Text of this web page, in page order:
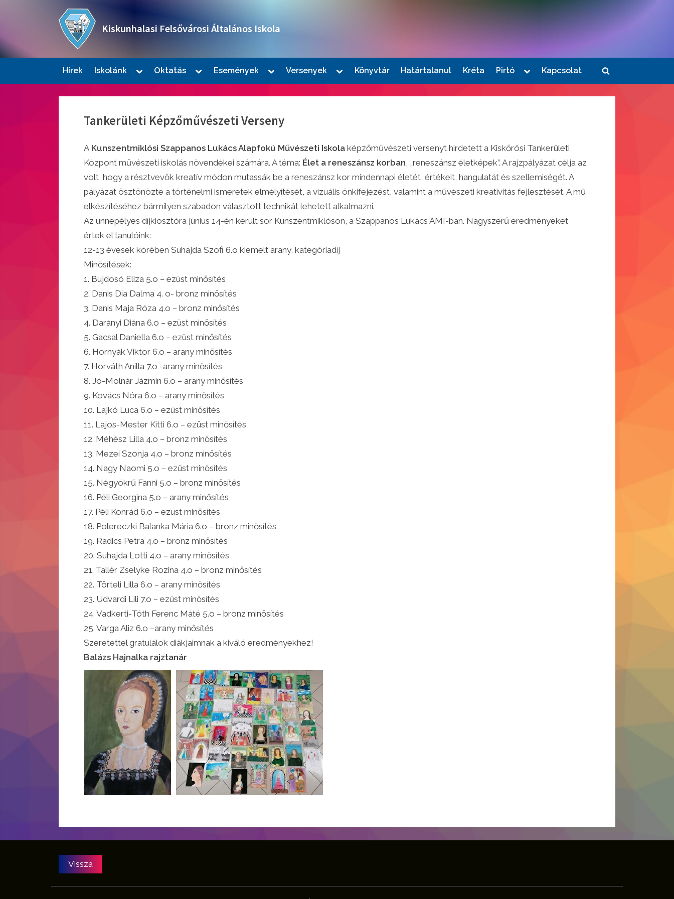
Kiskunhalasi Felsővárosi Általános Iskola
Hírek Iskolánk
Toggle
menu
Toggle
menu
Toggle
sub-
menu
Oktatás
Toggle
menu
Események
Toggle
menu
Versenyek
Toggle
menu
Könyvtár Határtalanul Kréta Pirtó
Toggle
menu
Kapcsolat
Toggle
Tankerületi Képzőművészeti Verseny
A Kunszentmiklósi Szappanos Lukács Alapfokú Művészeti Iskola képzőművészeti versenyt hirdetett a Kiskőrösi Tankerületi
Központ művészeti iskolás növendékei számára. A téma: Élet a reneszánsz korban, „reneszánsz életképek”. A rajzpályázat célja az
volt, hogy a résztvevők kreatív módon mutassák be a reneszánsz kor mindennapi életét, értékeit, hangulatát és szellemiségét. A
pályázat ösztönözte a történelmi ismeretek elmélyítését, a vizuális önkifejezést, valamint a művészeti kreativitás fejlesztését. A mű
elkészítéséhez bármilyen szabadon választott technikát lehetett alkalmazni.
Az ünnepélyes díjkiosztóra június 14-én került sor Kunszentmiklóson, a Szappanos Lukács AMI-ban. Nagyszerű eredményeket
értek el tanulóink:
12-13 évesek körében Suhajda Szofi 6.o kiemelt arany, kategóriadíj
Minősítések:
1. Bujdosó Eliza 5.o – ezüst minősítés
2. Danis Dia Dalma 4. o- bronz minősítés
3. Danis Maja Róza 4.o – bronz minősítés
4. Darányi Diána 6.o – ezüst minősítés
5. Gacsal Daniella 6.o – ezüst minősítés
6. Hornyák Viktor 6.o – arany minősítés
7. Horváth Anilla 7.o -arany minősítés
8. Jó-Molnár Jázmin 6.o – arany minősítés
9. Kovács Nóra 6.o – arany minősítés
10. Lajkó Luca 6.o – ezüst minősítés
11. Lajos-Mester Kitti 6.o – ezüst minősítés
12. Méhész Lilla 4.o – bronz minősítés
13. Mezei Szonja 4.o – bronz minősítés
14. Nagy Naomi 5.o – ezüst minősítés
15. Négyökrű Fanni 5.o – bronz minősítés
16. Péli Georgina 5.o – arany minősítés
17. Péli Konrád 6.o – ezüst minősítés
18. Polereczki Balanka Mária 6.o – bronz minősítés
19. Radics Petra 4.o – bronz minősítés
20. Suhajda Lotti 4.o – arany minősítés
21. Tallér Zselyke Rozina 4.o – bronz minősítés
22. Törteli Lilla 6.o – arany minősítés
23. Udvardi Lili 7.o – ezüst minősítés
24. Vadkerti-Tóth Ferenc Máté 5.o – bronz minősítés
25. Varga Aliz 6.o –arany minősítés
Szeretettel gratulálok diákjaimnak a kiváló eredményekhez!
Balázs Hajnalka rajztanár